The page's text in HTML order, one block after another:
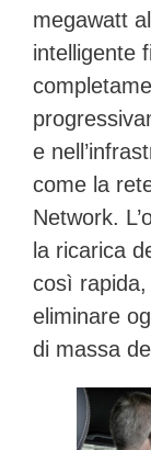
megawatt
intelligente
e
come la
Network.
la ricarica
così
eliminare
di massa